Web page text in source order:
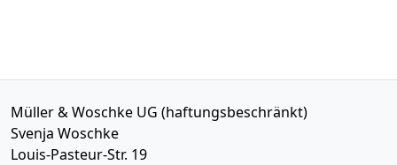
Müller & Woschke UG (haftungsbeschränkt)
Svenja Woschke
Louis-Pasteur-Str. 19